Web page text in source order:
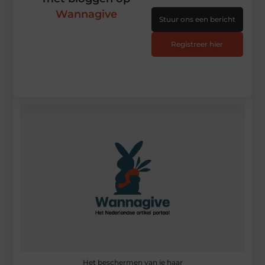
Het beschermen van je haar
Wannagive
Stuur ons een bericht
Registreer hier